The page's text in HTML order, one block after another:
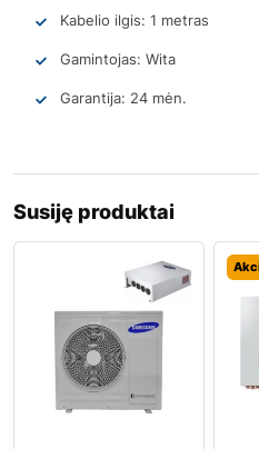
Kabelio ilgis: 1 metras
Gamintojas: Wita
Garantija: 24 mėn.
Susiję produktai